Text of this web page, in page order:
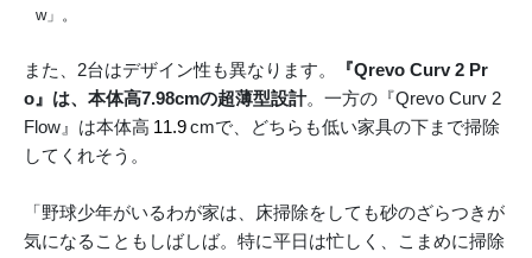
w」。
また、2台はデザイン性も異なります。
『Qrevo Curv 2 Pr
o』は、本体高7.98cmの超薄型設計。一方の『Qrevo Curv 2
Flow』は本体高 11.9cmで、どちらも低い家具の下まで掃除
してくれそう。
「野球少年がいるわが家は、床掃除をしても砂のざらつきが
気になることもしばしば。特に平日は忙しく、こまめに掃除